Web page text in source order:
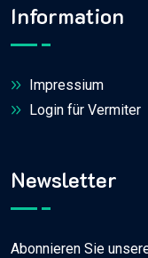
Information
Impressium
Login für Vermiter
Newsletter
Abonnieren Sie